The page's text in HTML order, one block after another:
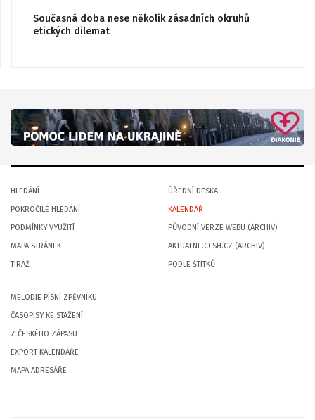
Současná doba nese několik zásadních okruhů
etických dilemat
HLEDÁNÍ
POKROČILÉ HLEDÁNÍ
PODMÍNKY VYUŽITÍ
MAPA STRÁNEK
TIRÁŽ
ÚŘEDNÍ DESKA
KALENDÁŘ
PŮVODNÍ VERZE WEBU (ARCHIV)
AKTUALNE.CCSH.CZ (ARCHIV)
PODLE ŠTÍTKŮ
MELODIE PÍSNÍ ZPĚVNÍKU
ČASOPISY KE STAŽENÍ
Z ČESKÉHO ZÁPASU
EXPORT KALENDÁŘE
MAPA ADRESÁŘE